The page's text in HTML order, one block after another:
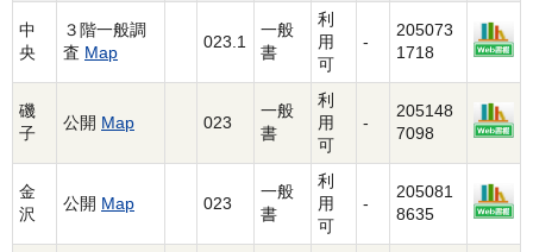
中
央
３階一般調
査 Map
023.1
一般
書
利
用
可
-
205073
1718
磯
子
公開 Map 023
一般
書
利
用
可
-
205148
7098
金
沢
公開 Map 023
一般
書
利
用
可
-
205081
8635